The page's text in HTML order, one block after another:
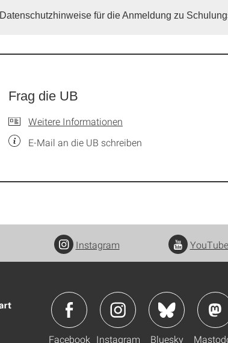
Datenschutzhinweise für die Anmeldung zu
Frag die UB
Weitere Informationen
E-Mail an die UB schreiben
Instagram YouTube
Facebook Instagram Bluesky